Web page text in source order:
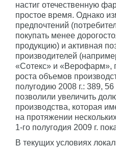
настиг отечественную
простое время. Однако
предпочтений
покупать менее
продукцию) и активная
производителей
«Сотекс» и «Верофарм»,
роста объемов
полугодию 2008 г.: 389,
позволили увеличить
производства, которая
на протяжении
1-го полугодия 2009 г.
В текущих условиях